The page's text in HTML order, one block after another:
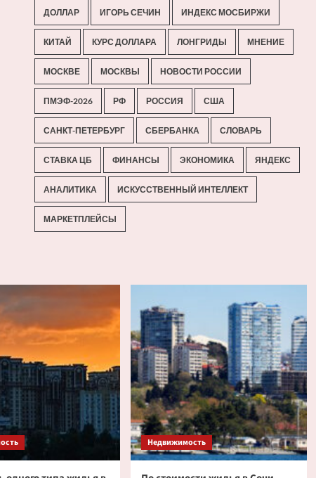
ДОЛЛАР ИГОРЬ СЕЧИН ИНДЕКС МОСБИРЖИ
КИТАЙ КУРС ДОЛЛАРА ЛОНГРИДЫ МНЕНИЕ
МОСКВЕ МОСКВЫ НОВОСТИ РОССИИ
ПМЭФ-2026 РФ РОССИЯ США
САНКТ-ПЕТЕРБУРГ СБЕРБАНКА СЛОВАРЬ
СТАВКА ЦБ ФИНАНСЫ ЭКОНОМИКА ЯНДЕКС
АНАЛИТИКА ИСКУССТВЕННЫЙ ИНТЕЛЛЕКТ
МАРКЕТПЛЕЙСЫ
Недвижимость